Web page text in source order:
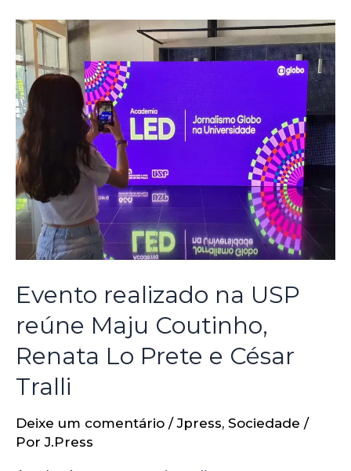
Evento realizado na USP
reúne Maju Coutinho,
Renata Lo Prete e César
Tralli
Deixe um comentário /Jpress, Sociedade /
PorJ.Press